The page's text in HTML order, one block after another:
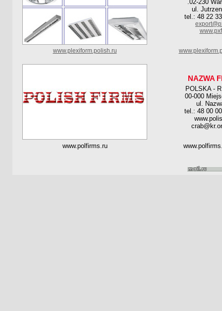
.02-230
ul.
tel.: 48 22
www.plexiform.polish.ru
NAZWA
POLSKA -
00-000
ul.
tel.: 48 00
www.polfirms.ru